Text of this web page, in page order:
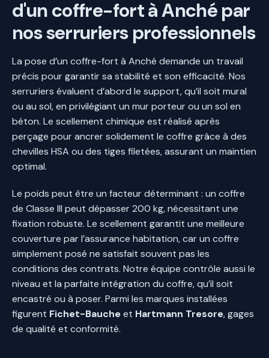
d'un coffre-fort à Anché par
nos serruriers professionnels
La pose d’un coffre-fort à Anché demande un travail
précis pour garantir sa stabilité et son efficacité. Nos
serruriers évaluent d’abord le support, qu’il soit mural
ou au sol, en privilégiant un mur porteur ou un sol en
béton. Le scellement chimique est réalisé après
perçage pour ancrer solidement le coffre grâce à des
chevilles HSA ou des tiges filetées, assurant un maintien
optimal.
Le poids peut être un facteur déterminant : un coffre
de Classe III peut dépasser 200 kg, nécessitant une
fixation robuste. Le scellement garantit une meilleure
couverture par l’assurance habitation, car un coffre
simplement posé ne satisfait souvent pas les
conditions des contrats. Notre équipe contrôle aussi le
niveau et la parfaite intégration du coffre, qu’il soit
encastré ou à poser. Parmi les marques installées
figurent Fichet-Baucheet Hartmann Tresore, gages
de qualité et conformité.